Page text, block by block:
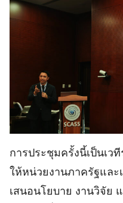
การประชุมครั้งนี้เป็นเว
ให้หน่วยงานภาครัฐและ
เสนอนโยบาย งานวิจัย